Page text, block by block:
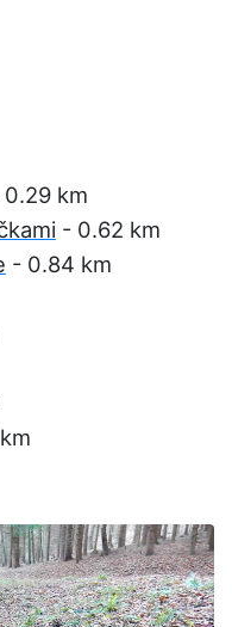
0.29 km
- 0.62 km
- 0.84 km